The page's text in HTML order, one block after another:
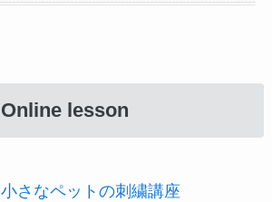
lesson
さなペットの刺繍講座